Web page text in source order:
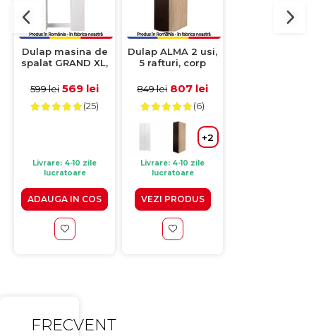
Dulap masina de
spalat GRAND XL,
97x30x190 cm
599 lei 569 lei
(25)
Livrare: 4-10 zile
lucratoare
ADAUGA IN COS
Dulap ALMA 2 usi,
5 rafturi, corp
fronturi sonoma
80x52x203 cm
849 lei 807 lei
(6)
+2
Livrare: 4-10 zile
lucratoare
VEZI PRODUS
FRECVENT